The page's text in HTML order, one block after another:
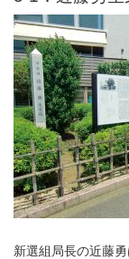
新選組局長の近藤